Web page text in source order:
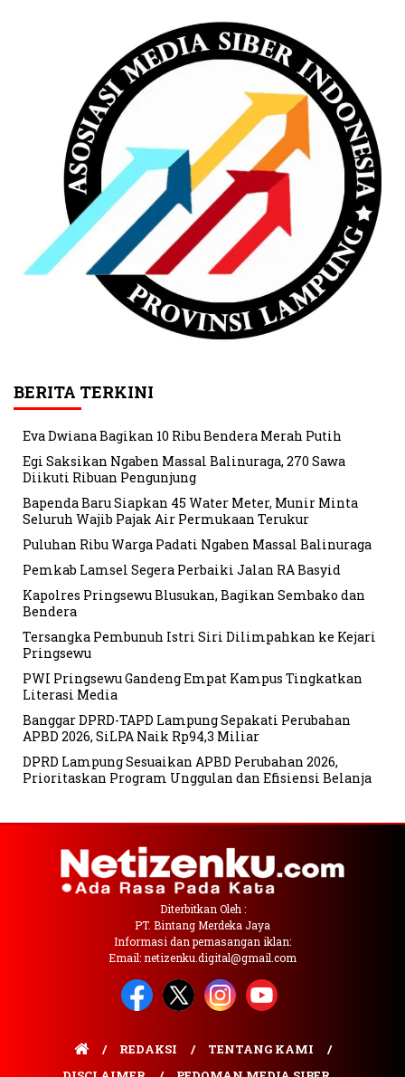
BERITA TERKINI
Eva Dwiana Bagikan 10 Ribu Bendera Merah Putih
Egi Saksikan Ngaben Massal Balinuraga, 270 Sawa
Diikuti Ribuan Pengunjung
Bapenda Baru Siapkan 45 Water Meter, Munir Minta
Seluruh Wajib Pajak Air Permukaan Terukur
Puluhan Ribu Warga Padati Ngaben Massal Balinuraga
Pemkab Lamsel Segera Perbaiki Jalan RA Basyid
Kapolres Pringsewu Blusukan, Bagikan Sembako dan
Bendera
Tersangka Pembunuh Istri Siri Dilimpahkan ke Kejari
Pringsewu
PWI Pringsewu Gandeng Empat Kampus Tingkatkan
Literasi Media
Banggar DPRD-TAPD Lampung Sepakati Perubahan
APBD 2026, SiLPA Naik Rp94,3 Miliar
DPRD Lampung Sesuaikan APBD Perubahan 2026,
Prioritaskan Program Unggulan dan Efisiensi Belanja
Diterbitkan Oleh :
PT. Bintang Merdeka Jaya
Informasi dan pemasangan iklan:
Email: netizenku.digital@gmail.com
REDAKSI
TENTANG KAMI